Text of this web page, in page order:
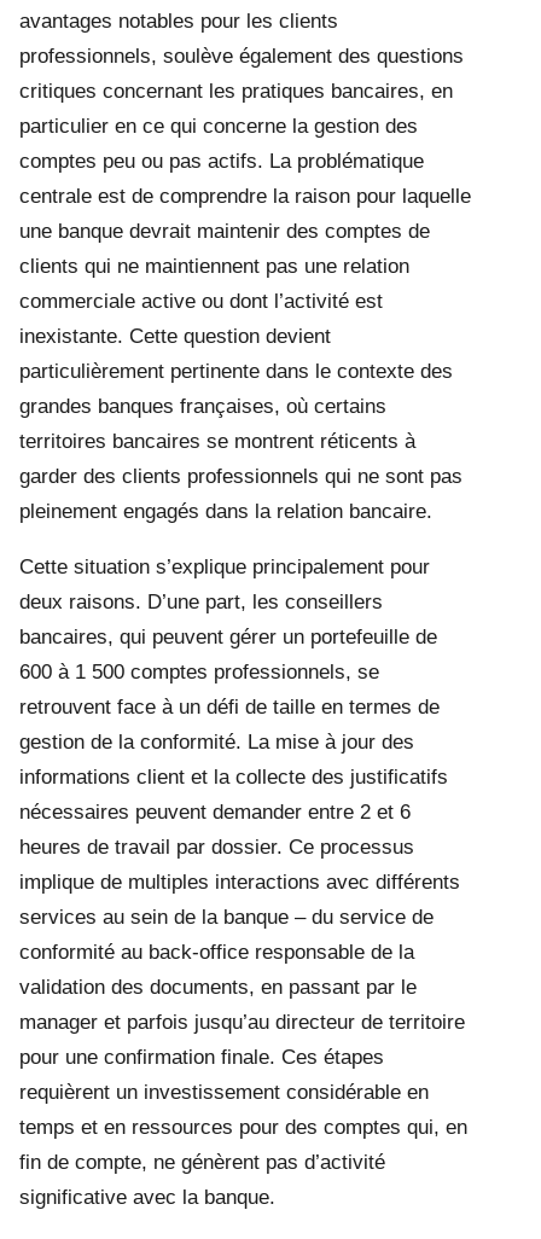
avantages notables pour les clients
professionnels, soulève également des questions
critiques concernant les pratiques bancaires, en
particulier en ce qui concerne la gestion des
comptes peu ou pas actifs. La problématique
centrale est de comprendre la raison pour laquelle
une banque devrait maintenir des comptes de
clients qui ne maintiennent pas une relation
commerciale active ou dont l’activité est
inexistante. Cette question devient
particulièrement pertinente dans le contexte des
grandes banques françaises, où certains
territoires bancaires se montrent réticents à
garder des clients professionnels qui ne sont pas
pleinement engagés dans la relation bancaire.
Cette situation s’explique principalement pour
deux raisons. D’une part, les conseillers
bancaires, qui peuvent gérer un portefeuille de
600 à 1 500 comptes professionnels, se
retrouvent face à un défi de taille en termes de
gestion de la conformité. La mise à jour des
informations client et la collecte des justificatifs
nécessaires peuvent demander entre 2 et 6
heures de travail par dossier. Ce processus
implique de multiples interactions avec différents
services au sein de la banque – du service de
conformité au back-office responsable de la
validation des documents, en passant par le
manager et parfois jusqu’au directeur de territoire
pour une confirmation finale. Ces étapes
requièrent un investissement considérable en
temps et en ressources pour des comptes qui, en
fin de compte, ne génèrent pas d’activité
significative avec la banque.